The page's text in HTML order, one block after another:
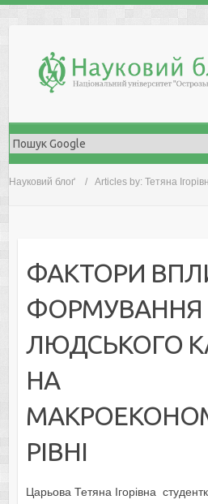
Науковий блоґ Articles by: Тетяна
ФАКТОРИ
ФОРМУВАННЯ
ЛЮДСЬКОГО
НА
РІВНІ
Царьова Тетяна Ігорівна